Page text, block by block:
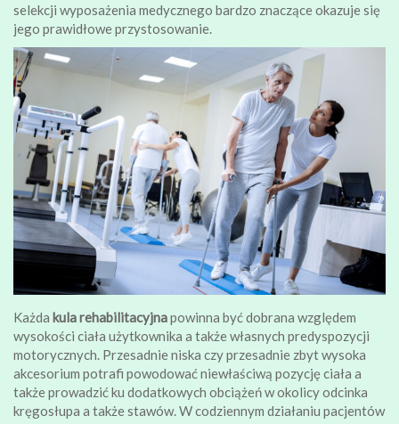
selekcji wyposażenia medycznego bardzo znaczące okazuje się
jego prawidłowe przystosowanie.
Każda kula rehabilitacyjnapowinna być dobrana względem
wysokości ciała użytkownika a także własnych predyspozycji
motorycznych. Przesadnie niska czy przesadnie zbyt wysoka
akcesorium potrafi powodować niewłaściwą pozycję ciała a
także prowadzić ku dodatkowych obciążeń w okolicy odcinka
kręgosłupa a także stawów. W codziennym działaniu pacjentów